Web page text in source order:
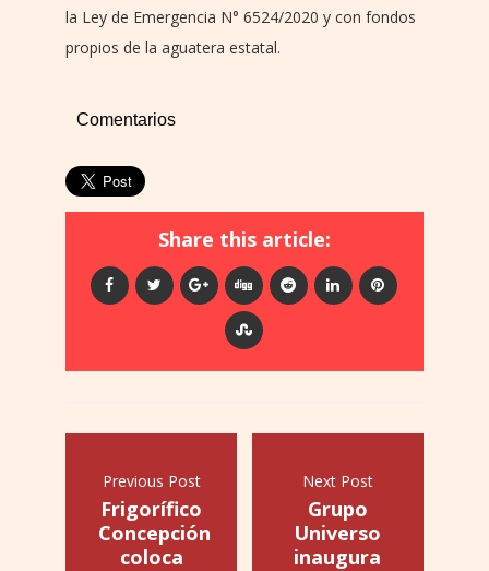
la Ley de Emergencia N° 6524/2020 y con fondos
propios de la aguatera estatal.
Comentarios
Share this article:
Previous Post
Frigorífico
Concepción
coloca
Next Post
Grupo
Universo
inaugura